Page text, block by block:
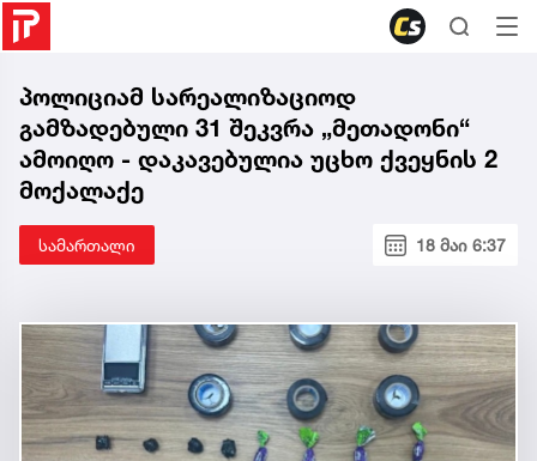
პოლიციამ სარეალიზაციოდ
გამზადებული 31 შეკვრა „მეთადონი“
ამოიღო - დაკავებულია უცხო ქვეყნის 2
მოქალაქე
სამართალი 18 მაი 6:37